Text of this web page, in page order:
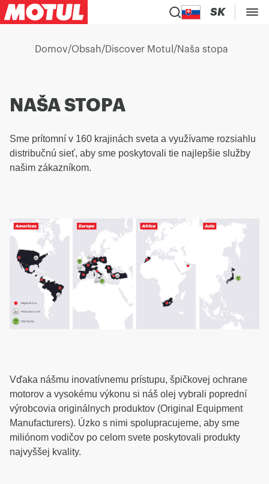
SK
Domov/Obsah/ Discover Motul /Naša stopa
NAŠA STOPA
Sme prítomní v 160 krajinách sveta a využívame rozsiahlu
distribučnú sieť, aby sme poskytovali tie najlepšie služby
našim zákazníkom.
Vďaka nášmu inovatívnemu prístupu, špičkovej ochrane
motorov a vysokému výkonu si náš olej vybrali poprední
výrobcovia originálnych produktov (Original Equipment
Manufacturers). Úzko s nimi spolupracujeme, aby sme
miliónom vodičov po celom svete poskytovali produkty
najvyššej kvality.